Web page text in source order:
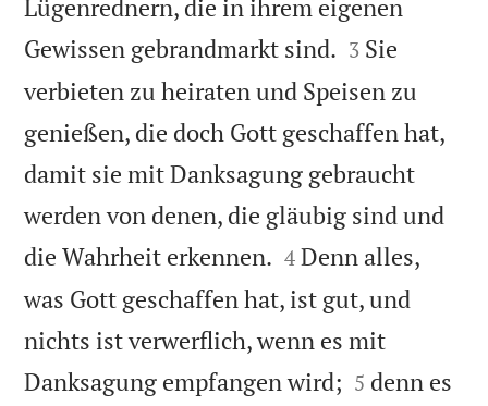
Lügenrednern, die in ihrem eigenen
Gewissen gebrandmarkt sind. 

3 Sie
verbieten zu heiraten und Speisen zu
genießen, die doch Gott geschaffen hat,
damit sie mit Danksagung gebraucht
werden von denen, die gläubig sind und
die Wahrheit erkennen. 

4 Denn alles,
was Gott geschaffen hat, ist gut, und
nichts ist verwerflich, wenn es mit
Danksagung empfangen wird; 

5 denn es